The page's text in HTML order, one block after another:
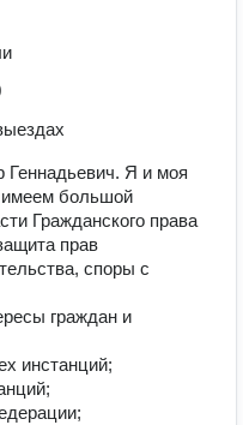
Геннадьевич. Я и моя
имеем большой
Гражданского права
прав
споры с
граждан и
инстанций;